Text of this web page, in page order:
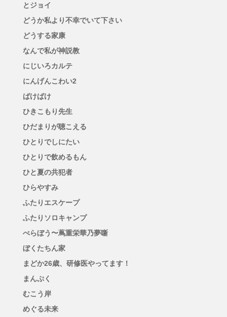
とジョイ
どうか私より不幸でいて下さい
どうする家康
なんで私が神説教
にじいろカルテ
にんげんこわい2
ばけばけ
ひきこもり先生
ひだまりが聴こえる
ひとりでしにたい
ひとりで飲めるもん
ひと夏の共犯者
ひらやすみ
ふたりエスケープ
ふたりソロキャンプ
べらぼう〜蔦重栄華乃夢噺
ぼくたちん家
まどか26歳、研修医やってます！
まんぷく
むこう岸
めぐる未来